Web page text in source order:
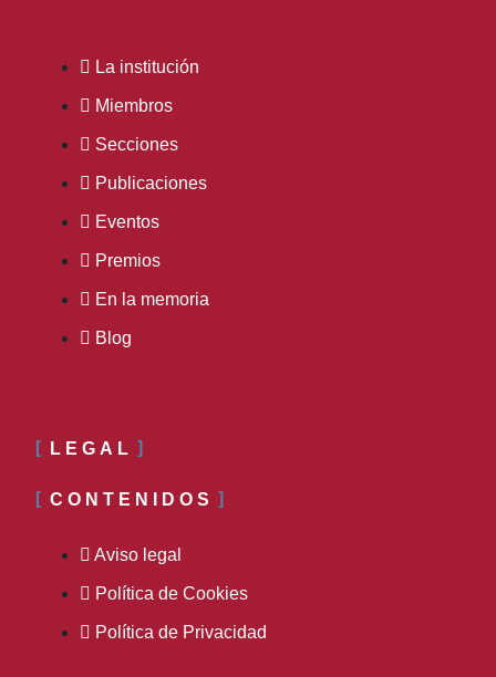
La institución
Miembros
Secciones
Publicaciones
Eventos
Premios
En la memoria
Blog
LEGAL
CONTENIDOS
Aviso legal
Política de Cookies
Política de Privacidad